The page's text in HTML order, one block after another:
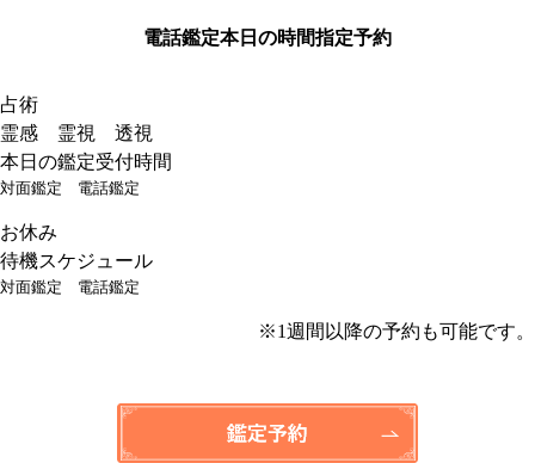
電話鑑定本日の時間指定予約
占術
霊感 霊視 透視
本日の鑑定受付時間
対面鑑定 電話鑑定
お休み
待機スケジュール
対面鑑定 電話鑑定
※1週間以降の予約も可能です。